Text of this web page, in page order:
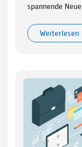
spannende
Weiterlesen